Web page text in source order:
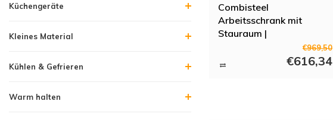
Küchengeräte
Kleines Material
Kühlen & Gefrieren
Warm halten
Combisteel
Arbeitsschrank mit
Stauraum |
€969,50
€616,34